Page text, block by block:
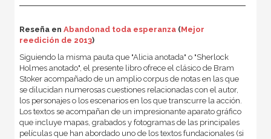
Reseña en Abandonad toda esperanza(Mejor
reedición de 2013)
Siguiendo la misma pauta que "Alicia anotada" o "Sherlock
Holmes anotado", el presente libro ofrece el clásico de Bram
Stoker acompañado de un amplio corpus de notas en las que
se dilucidan numerosas cuestiones relacionadas con el autor,
los personajes o los escenarios en los que transcurre la acción.
Los textos se acompañan de un impresionante aparato gráfico
que incluye mapas, grabados y fotogramas de las principales
películas que han abordado uno de los textos fundacionales (si